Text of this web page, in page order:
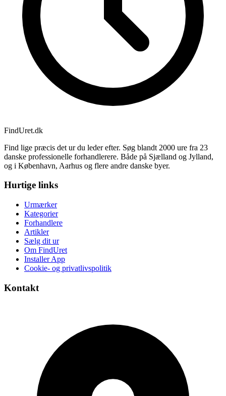
FindUret.dk
Find lige præcis det ur du leder efter. Søg blandt 2000 ure fra 23
danske professionelle forhandlerere. Både på Sjælland og Jylland,
og i København, Aarhus og flere andre danske byer.
Hurtige links
Urmærker
Kategorier
Forhandlere
Artikler
Sælg dit ur
Om FindUret
Installer App
Cookie- og privatlivspolitik
Kontakt